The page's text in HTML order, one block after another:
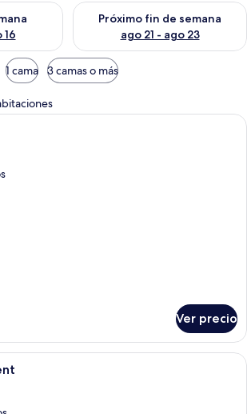
16
para este fin de semana ago 14 -
Próximo fin de semana
ago 21 - ago 23
Consulta la disponibilidad
1 cama 3 camas o más
Una habitación de hotel moderna
Ver precio
Una sala moderna con sofá, mesa de